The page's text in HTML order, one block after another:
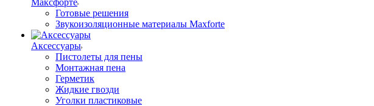
Максфорте
Готовые решения
Звукоизоляционные материалы Maxforte
Аксессуары
Пистолеты для пены
Монтажная пена
Герметик
Жидкие гвозди
Уголки пластиковые